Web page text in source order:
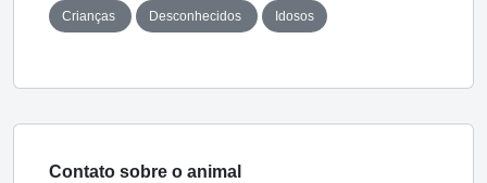
Crianças Desconhecidos Idosos
Contato sobre o animal